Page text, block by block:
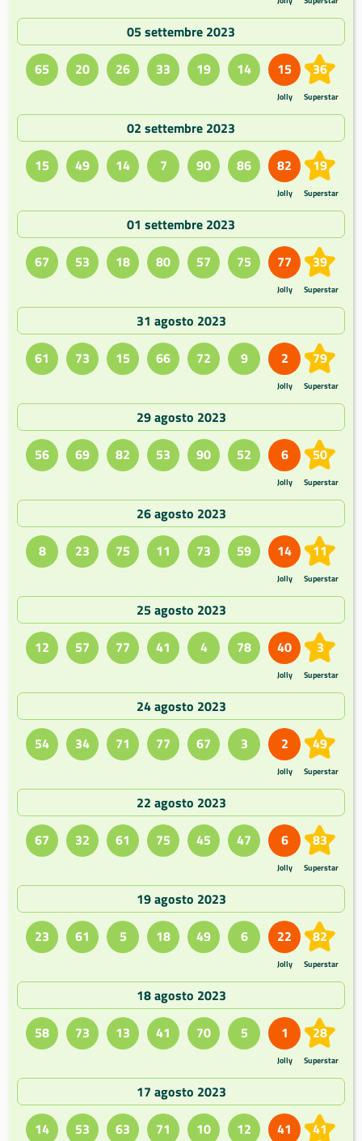
05 settembre 2023
65
20 26 33 19 14 15
Jolly
36
Superstar
02 settembre 2023
15
49 14 7 90 86 82
Jolly
19
Superstar
01 settembre 2023
67
53 18 80 57 75 77
Jolly
39
Superstar
31 agosto 2023
61
73 15 66 72 9 2
Jolly
79
Superstar
29 agosto 2023
56
69 82 53 90 52 6
Jolly
50
Superstar
26 agosto 2023
8
23 75 11 73 59 14
Jolly
11
Superstar
25 agosto 2023
12
57 77 41 4 78 40
Jolly
3
Superstar
24 agosto 2023
54
34 71 77 67 3 2
Jolly
49
Superstar
22 agosto 2023
67
32 61 75 45 47 6
Jolly
83
Superstar
19 agosto 2023
23
61 5 18 49 6 22
Jolly
82
Superstar
18 agosto 2023
58
73 13 41 70 5 1
Jolly
28
Superstar
17 agosto 2023
14
53 63 71 10 12 41 41